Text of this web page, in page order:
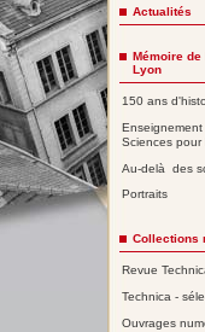
Actualités
Mémoire
Lyon
150 ans
Sciences pour
Au-delà des
Portraits
Collections
Revue
Technica -
Ouvrages